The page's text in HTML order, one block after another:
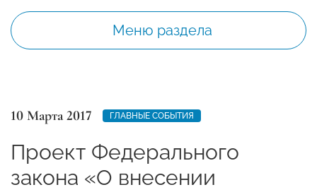
Меню раздела
10 Марта 2017 ГЛАВНЫЕ СОБЫТИЯ
Проект Федерального
закона «О внесении